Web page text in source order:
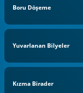
Boru Döşeme
Yuvarlanan Bilyeler
Kızma Birader